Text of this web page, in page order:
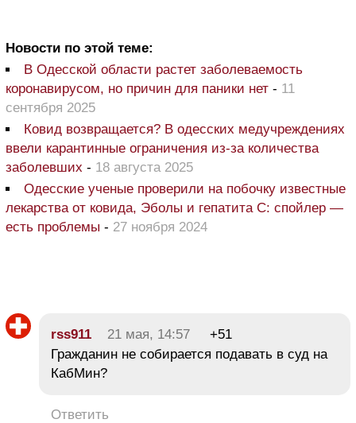
Новости по этой теме:
В Одесской области растет заболеваемость
коронавирусом, но причин для паники нет - 11
сентября 2025
Ковид возвращается? В одесских медучреждениях
ввели карантинные ограничения из-за количества
заболевших - 18 августа 2025
Одесские ученые проверили на побочку известные
лекарства от ковида, Эболы и гепатита С: спойлер —
есть проблемы - 27 ноября 2024
rss911 21 мая, 14:57
+51
Гражданин не собирается подавать в суд на
КабМин?
Ответить